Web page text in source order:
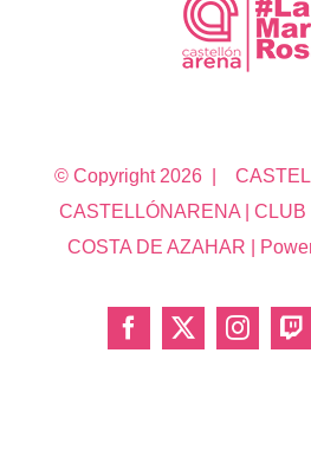
© Copyright 2026 |
CASTELLÓNARENA |
COSTA DE AZAHAR |
Facebook
X